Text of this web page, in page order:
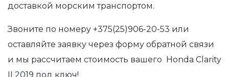
доставкой морским транспортом.
Звоните по номеру +375(25)906-20-53 или
оставляйте заявку через форму обратной связи
и мы рассчитаем стоимость вашего Honda Clarity
II 2019 под ключ!